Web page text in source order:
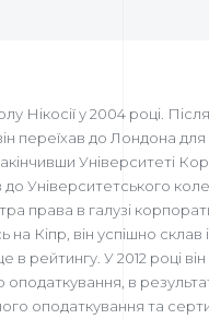
Нікосії у 2004 році.
переїхав до Лондона для
Університеті
до Університетського
права в галузі
Кіпр, він успішно склав
в рейтингу. У 2012 році
в
оподаткування та